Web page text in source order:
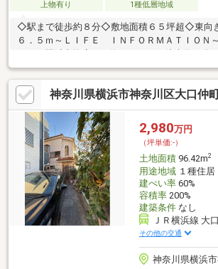
上物有り
1種低層地域
◇駅まで徒歩約８分◇敷地面積６５坪超◇東向
６．５ｍ～ＬＩＦＥ ＩＮＦＯＲＭＡＴＩＯＮ
ば 本牧店まで約１，０９０ｍ（徒歩約１４分
スディー 横浜本牧店まで約１，０９０ｍ（徒
浜市立立野小学校まで約６００ｍ（徒歩約８分
台中学校まで約１，０５０ｍ（徒歩約１４分）
神奈川県横浜市神奈川区大口仲
2,980万円
（坪単価:-）
土地面積96.42m2
用途地域１種住居
建ぺい率60%
容積率200%
建築条件なし
ＪＲ横浜線 大
その他の交通
神奈川県横浜